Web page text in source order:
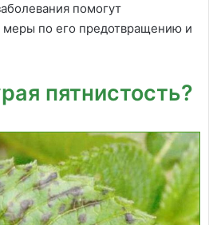
помогут
меры по его предотвращению и
пятнистость?